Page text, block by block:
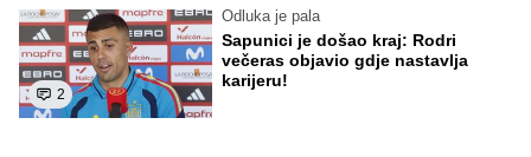
2
Odluka je pala
Sapunici je došao kraj: Rodri
večeras objavio gdje nastavlja
karijeru!